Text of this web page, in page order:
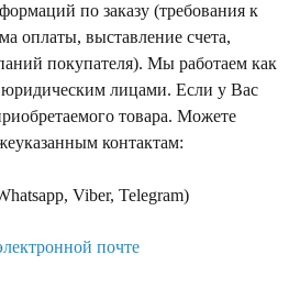
по заказу (требования к
оплаты, выставление счета,
покупателя). Мы работаем как
лицами. Если у Вас
товара. Можете
контактам:
Viber, Telegram)
почте